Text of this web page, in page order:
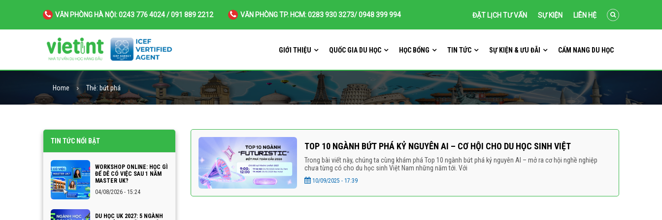
VĂN PHÒNG HÀ NỘI: 0243 776 4024 / 091 889 2212 VĂN PHÒNG TP. HCM: 0283 930 3273/ 0948 399 994 ĐẶT LỊCH TƯ VẤN SỰ KIỆN LIÊN HỆ
GIỚI THIỆU QUỐC GIA DU HỌC HỌC BỔNG TIN TỨC SỰ KIỆN & ƯU ĐÃI CẨM NANG DU HỌC
Home Thẻ: bứt phá
TIN TỨC NỔI BẬT
WORKSHOP ONLINE: HỌC GÌ
ĐỂ DỄ CÓ VIỆC SAU 1 NĂM
MASTER UK?
04/08/2026 - 15:24
DU HỌC UK 2027: 5 NGÀNH
TOP 10 NGÀNH BỨT PHÁ KỶ NGUYÊN AI – CƠ HỘI CHO DU HỌC SINH VIỆT
Trong bài viết này, chúng ta cùng khám phá Top 10 ngành bứt phá kỷ nguyên AI – mở ra cơ hội nghề nghiệp
chưa từng có cho du học sinh Việt Nam những năm tới. Với
10/09/2025 - 17:39